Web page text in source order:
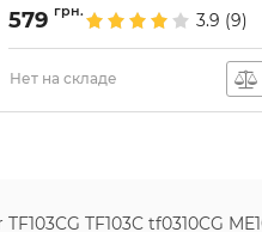
Артикул:933
579 грн. 3.9 (9)
Нет на складе
TF103C tf0310CG